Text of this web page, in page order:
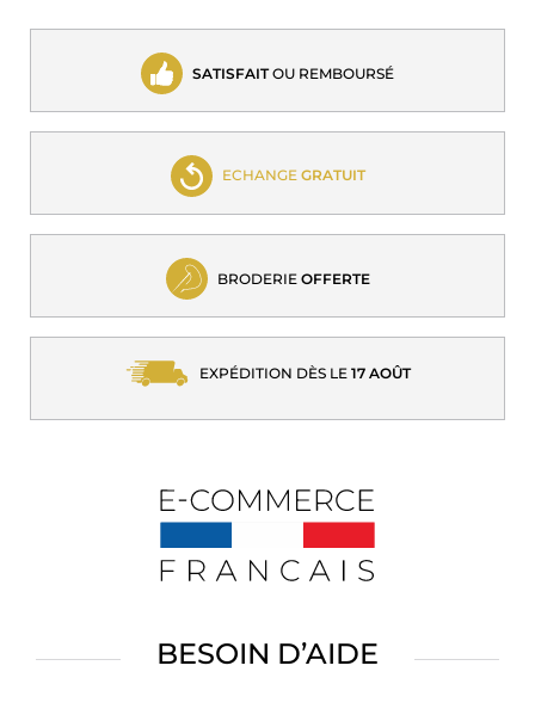
SATISFAITOU REMBOURSÉ
ECHANGE GRATUIT
BRODERIE OFFERTE
EXPÉDITION DÈS LE 17 AOÛT
BESOIN D’AIDE